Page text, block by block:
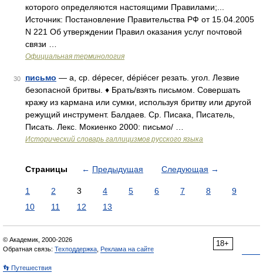
которого определяются настоящими Правилами;...
Источник: Постановление Правительства РФ от 15.04.2005
N 221 Об утверждении Правил оказания услуг почтовой
связи …
Официальная терминология
30 письмо — а, ср. dépecer, dépiécer резать. угол. Лезвие
безопасной бритвы. ♦ Брать/взять письмом. Совершать
кражу из кармана или сумки, используя бритву или другой
режущий инструмент. Балдаев. Ср. Писака, Писатель,
Писать. Лекс. Мокиенко 2000: письмо/ …
Исторический словарь галлицизмов русского языка
Страницы ← Предыдущая Следующая →
1 2 3 4 5 6 7 8
9
10
11 12 13
18+
© Академик, 2000-2026
Обратная связь: Техподдержка Реклама на сайте
👣 Путешествия